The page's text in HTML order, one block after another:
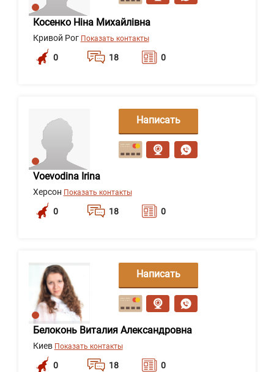
Косенко Ніна Михайлівна
Кривой Рог Показать контакты
0 18 0
Voevodina Irina
Херсон Показать контакты
0 18 0
Написать
сообщение
Белоконь Виталия Александровна
Киев Показать контакты
0 18 0
Написать
сообщение